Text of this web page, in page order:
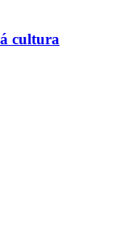
cultura